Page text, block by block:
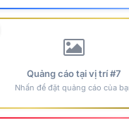
Quảng cáo tại vị trí #7
Nhấn để đặt quảng cáo của